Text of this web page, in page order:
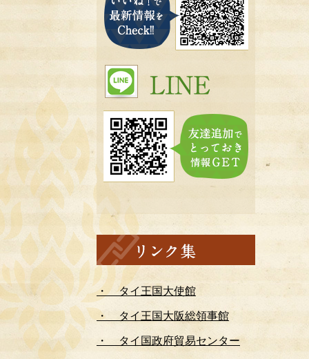
・ タイ王国大使館
・ タイ王国大阪総領事館
・ タイ国政府貿易センター